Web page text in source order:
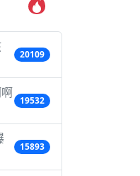
20109
19532
15893